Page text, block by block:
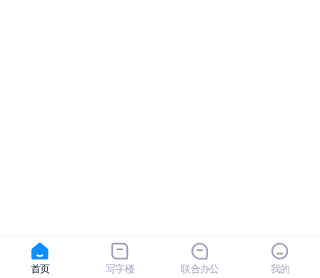
首页 写字楼 联合办公 我的